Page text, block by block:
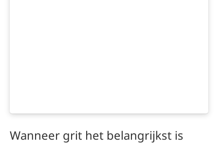
Wanneer grit het belangrijkst is